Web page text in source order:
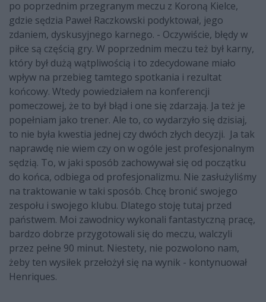
po poprzednim przegranym meczu z Koroną Kielce,
gdzie sędzia Paweł Raczkowski podyktował, jego
zdaniem, dyskusyjnego karnego. - Oczywiście, błędy w
piłce są częścią gry. W poprzednim meczu też był karny,
który był dużą wątpliwością i to zdecydowane miało
wpływ na przebieg tamtego spotkania i rezultat
końcowy. Wtedy powiedziałem na konferencji
pomeczowej, że to był błąd i one się zdarzają. Ja też je
popełniam jako trener. Ale to, co wydarzyło się dzisiaj,
to nie była kwestia jednej czy dwóch złych decyzji. Ja tak
naprawdę nie wiem czy on w ogóle jest profesjonalnym
sędzią. To, w jaki sposób zachowywał się od początku
do końca, odbiega od profesjonalizmu. Nie zasłużyliśmy
na traktowanie w taki sposób. Chcę bronić swojego
zespołu i swojego klubu. Dlatego stoję tutaj przed
państwem. Moi zawodnicy wykonali fantastyczną pracę,
bardzo dobrze przygotowali się do meczu, walczyli
przez pełne 90 minut. Niestety, nie pozwolono nam,
żeby ten wysiłek przełożył się na wynik - kontynuował
Henriques.